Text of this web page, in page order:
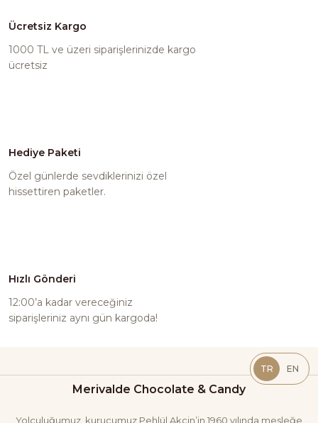
Ücretsiz Kargo
1000 TL ve üzeri siparişlerinizde kargo
ücretsiz
Hediye Paketi
Özel günlerde sevdiklerinizi özel
hissettiren paketler.
Hızlı Gönderi
12:00’a kadar vereceğiniz
siparişleriniz aynı gün kargoda!
TR EN
Merivalde Chocolate & Candy
Yolculuğumuz, kurucumuz Pehlül Akçin’in 1960 yılında mesleğe